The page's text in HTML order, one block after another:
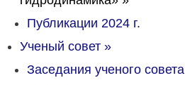
Публикации 2024 г.
Ученый совет »
Заседания ученого совета